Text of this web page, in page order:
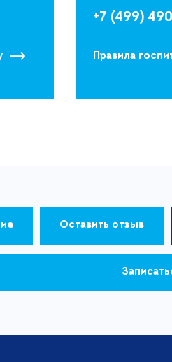
+7 (499)
Правила
Оставить отзыв